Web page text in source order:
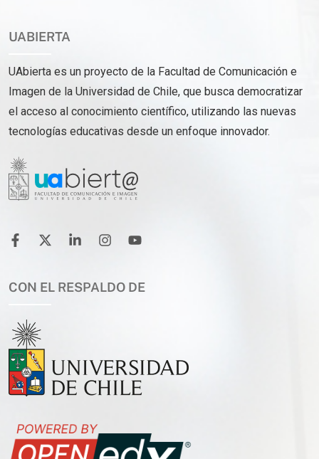
UABIERTA
UAbierta es un proyecto de la Facultad de Comunicación e
Imagen de la Universidad de Chile, que busca democratizar
el acceso al conocimiento científico, utilizando las nuevas
tecnologías educativas desde un enfoque innovador.
CON EL RESPALDO DE